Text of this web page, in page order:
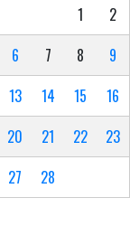
1
2
6 7 8
9
13 14 15
16
20 21 22
23
27 28